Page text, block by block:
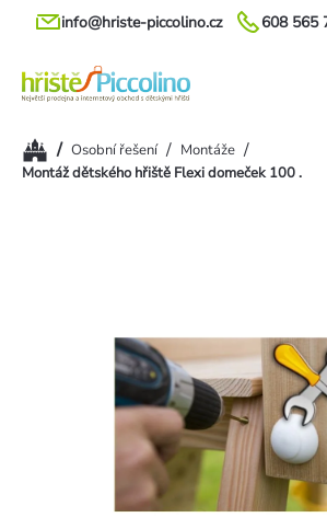
Přejít
608 565
info@hriste-piccolino.cz
Domů/ Osobní řešení / Montáže /
Montáž dětského hřiště Flexi domeček 100 .